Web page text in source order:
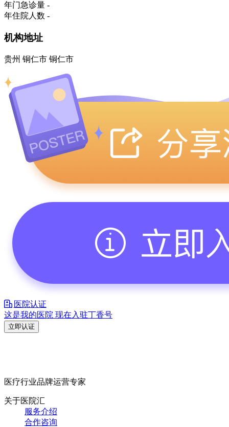
年门急诊量 -
年住院人数 -
机构地址
贵州 铜仁市 铜仁市
医院认证
这是我的医院 现在入驻丁香号
立即认证
医疗行业品牌运营专家
关于医院汇
服务介绍
合作咨询